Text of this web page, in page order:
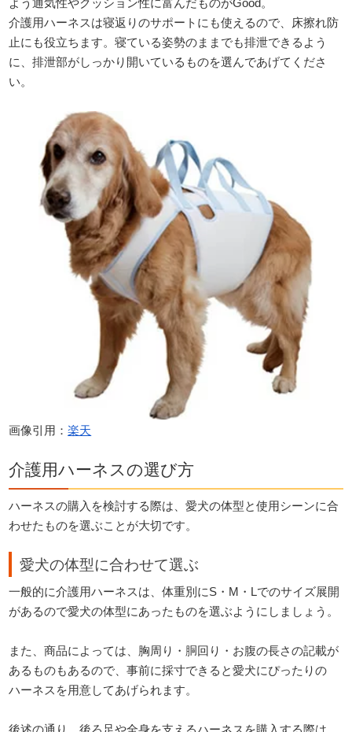
よう通気性やクッション性に富んだものがGood。
介護用ハーネスは寝返りのサポートにも使えるので、床擦れ防
止にも役立ちます。寝ている姿勢のままでも排泄できるよう
に、排泄部がしっかり開いているものを選んであげてくださ
い。
画像引用：楽天
介護用ハーネスの選び方
ハーネスの購入を検討する際は、愛犬の体型と使用シーンに合
わせたものを選ぶことが大切です。
愛犬の体型に合わせて選ぶ
一般的に介護用ハーネスは、体重別にS・M・Lでのサイズ展開
があるので愛犬の体型にあったものを選ぶようにしましょう。
また、商品によっては、胸周り・胴回り・お腹の長さの記載が
あるものもあるので、事前に採寸できると愛犬にぴったりの
ハーネスを用意してあげられます。
後述の通り、後ろ足や全身を支えるハーネスを購入する際は、